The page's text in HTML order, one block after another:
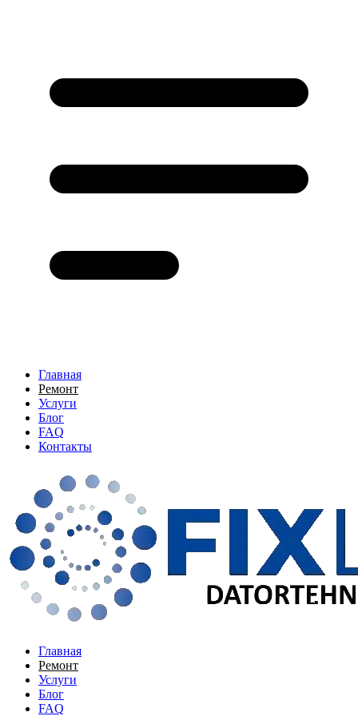
Главная
Ремонт
Услуги
Блог
FAQ
Контакты
Главная
Ремонт
Услуги
Блог
FAQ